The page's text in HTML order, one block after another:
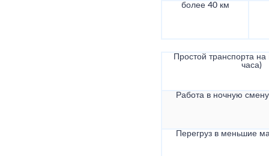
более 40 км
Простой транспорта на
часа)
Работа в ночную
Перегруз в меньшие